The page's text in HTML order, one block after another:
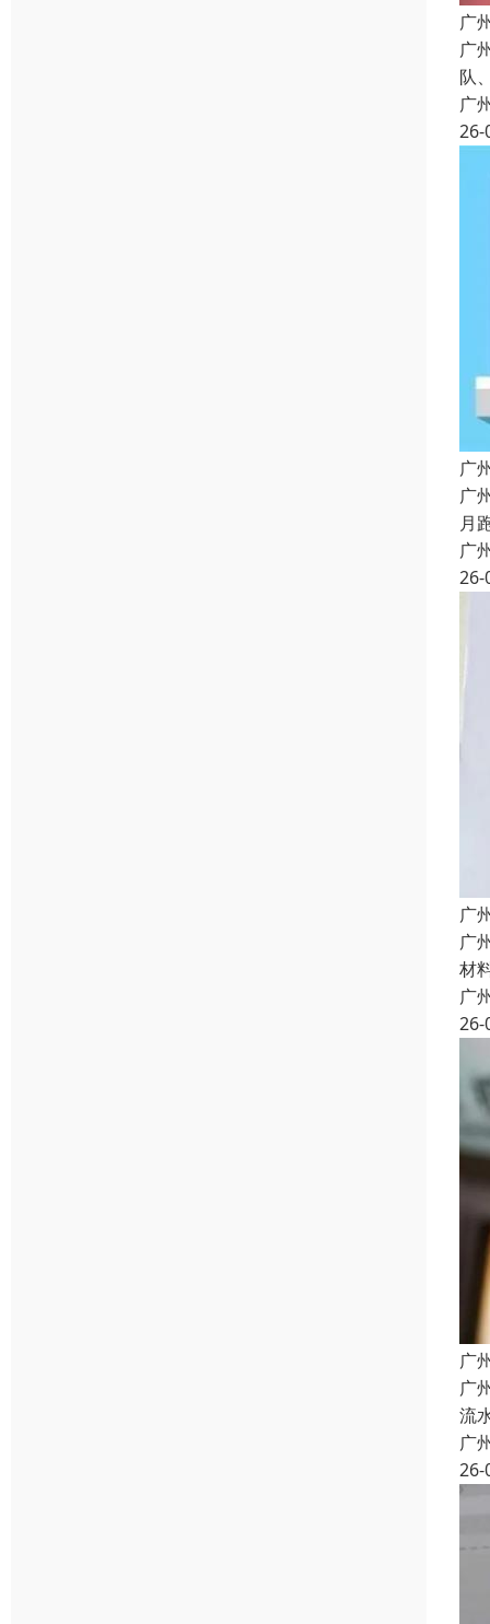
广
广
队
广
26-
广
广
月
广
26-
广
广
材
广
26-
广
广
流
广
26-